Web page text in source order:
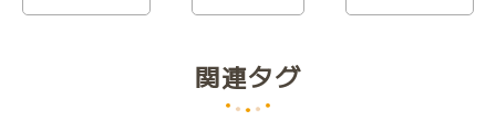
関連タグ